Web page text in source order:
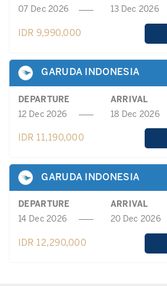
07 Dec 2026
13 Dec 2026
IDR 9,990,000
GARUDA INDONESIA
DEPARTURE
ARRIVAL
12 Dec 2026
18 Dec 2026
IDR 11,190,000
GARUDA INDONESIA
DEPARTURE
ARRIVAL
14 Dec 2026
20 Dec 2026
IDR 12,290,000